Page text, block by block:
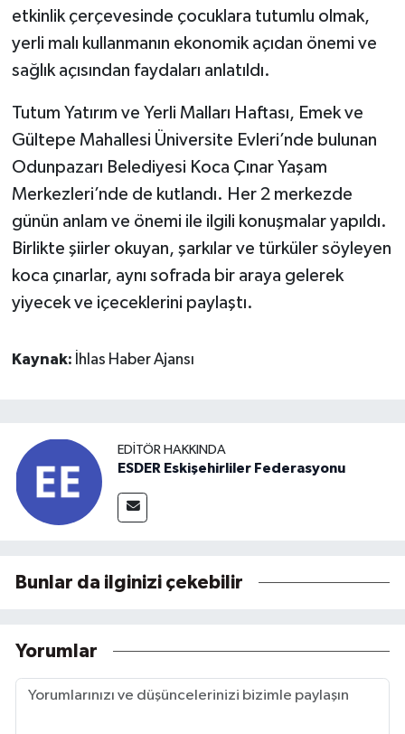
etkinlik çerçevesinde çocuklara tutumlu olmak,
yerli malı kullanmanın ekonomik açıdan önemi ve
sağlık açısından faydaları anlatıldı.
Tutum Yatırım ve Yerli Malları Haftası, Emek ve
Gültepe Mahallesi Üniversite Evleri’nde bulunan
Odunpazarı Belediyesi Koca Çınar Yaşam
Merkezleri’nde de kutlandı. Her 2 merkezde
günün anlam ve önemi ile ilgili konuşmalar yapıldı.
Birlikte şiirler okuyan, şarkılar ve türküler söyleyen
koca çınarlar, aynı sofrada bir araya gelerek
yiyecek ve içeceklerini paylaştı.
Kaynak: İhlas Haber Ajansı
EDITÖR HAKKINDA
ESDER Eskişehirliler Federasyonu
Bunlar da ilginizi çekebilir
Yorumlar